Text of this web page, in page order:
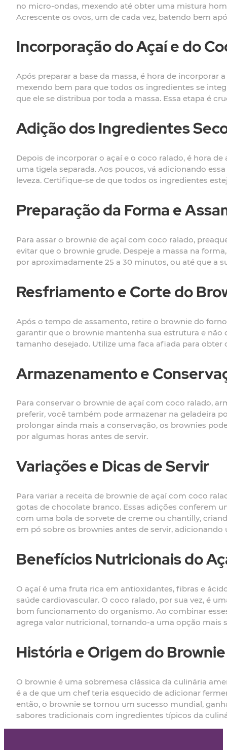
no micro-ondas, mexendo até obter uma mistura
Acrescente os ovos, um de cada vez, batendo bem
Incorporação do Açaí e do
Após preparar a base da massa, é hora de incorporar
mexendo bem para que todos os ingredientes se
que ele se distribua por toda a massa. Essa etapa é
Adição dos Ingredientes
Depois de incorporar o açaí e o coco ralado, é hora
uma tigela separada. Aos poucos, vá adicionando
leveza. Certifique-se de que todos os ingredientes
Preparação da Forma e
Para assar o brownie de açaí com coco ralado,
evitar que o brownie grude. Despeje a massa na
por aproximadamente 25 a 30 minutos, ou até que a
Resfriamento e Corte do
Após o tempo de assamento, retire o brownie do
garantir que o brownie mantenha sua estrutura e
tamanho desejado. Utilize uma faca afiada para
Armazenamento e
Para conservar o brownie de açaí com coco ralado,
preferir, você também pode armazenar na geladeira
prolongar ainda mais a conservação, os brownies
por algumas horas antes de servir.
Variações e Dicas de Servir
Para variar a receita de brownie de açaí com coco
gotas de chocolate branco. Essas adições conferem
com uma bola de sorvete de creme ou chantilly,
em pó sobre os brownies antes de servir,
Benefícios Nutricionais do
O açaí é uma fruta rica em antioxidantes, fibras e
saúde cardiovascular. O coco ralado, por sua vez, é
bom funcionamento do organismo. Ao combinar
agrega valor nutricional, tornando-a uma opção mais
História e Origem do Brownie
O brownie é uma sobremesa clássica da culinária
é a de que um chef teria esquecido de adicionar
então, o brownie se tornou um sucesso mundial,
sabores tradicionais com ingredientes típicos da